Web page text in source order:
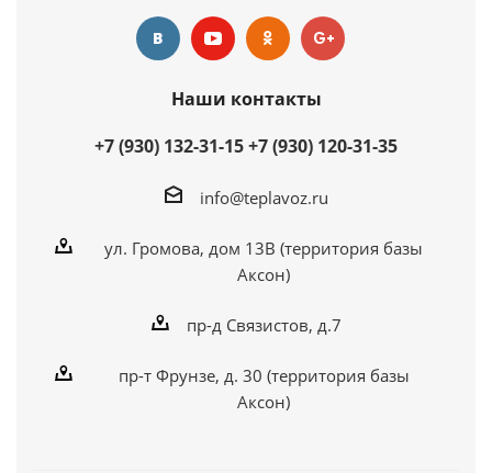
Наши контакты
+7 (930) 132-31-15+7 (930) 120-31-35
info@teplavoz.ru
ул. Громова, дом 13В (территория базы
Аксон)
пр-д Связистов, д.7
пр-т Фрунзе, д. 30 (территория базы
Аксон)